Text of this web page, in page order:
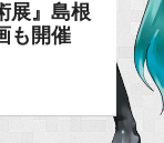
展』島根
も開催